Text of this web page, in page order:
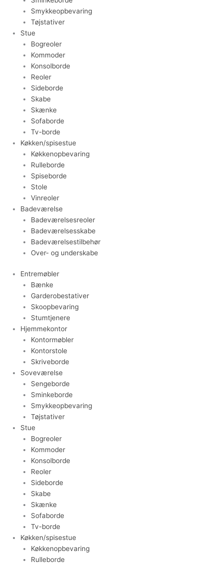
Smykkeopbevaring
Tøjstativer
Stue
Bogreoler
Kommoder
Konsolborde
Reoler
Sideborde
Skabe
Skænke
Sofaborde
Tv-borde
Køkken/spisestue
Køkkenopbevaring
Rulleborde
Spiseborde
Stole
Vinreoler
Badeværelse
Badeværelsesreoler
Badeværelsesskabe
Badeværelsestilbehør
Over- og underskabe
Entremøbler
Bænke
Garderobestativer
Skoopbevaring
Stumtjenere
Hjemmekontor
Kontormøbler
Kontorstole
Skriveborde
Soveværelse
Sengeborde
Sminkeborde
Smykkeopbevaring
Tøjstativer
Stue
Bogreoler
Kommoder
Konsolborde
Reoler
Sideborde
Skabe
Skænke
Sofaborde
Tv-borde
Køkken/spisestue
Køkkenopbevaring
Rulleborde